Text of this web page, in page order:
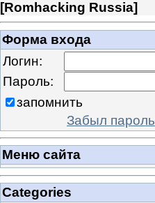
[Romhacking Russia]
Форма входа
Логин:
Пароль:
запомнить
Забыл пароль
Меню сайта
Categories